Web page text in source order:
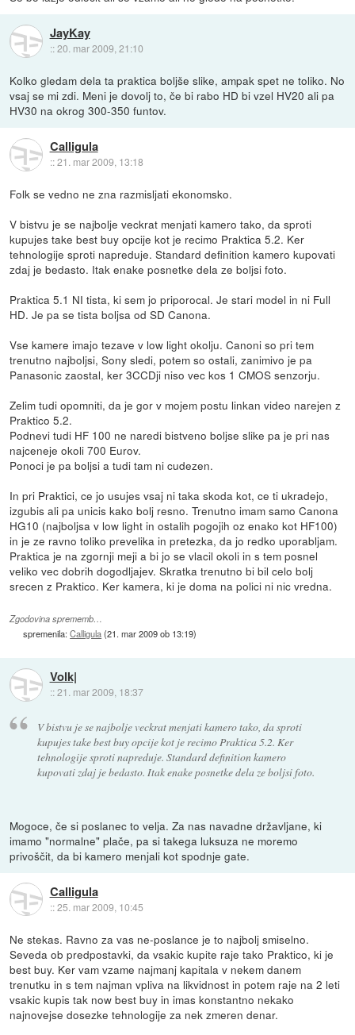
JayKay
::20. mar 2009, 21:10
Kolko gledam dela ta praktica boljše slike, ampak spet ne toliko. No
vsaj se mi zdi. Meni je dovolj to, če bi rabo HD bi vzel HV20 ali pa
HV30 na okrog 300-350 funtov.
Calligula
::21. mar 2009, 13:18
Folk se vedno ne zna razmisljati ekonomsko.
V bistvu je se najbolje veckrat menjati kamero tako, da sproti
kupujes take best buy opcije kot je recimo Praktica 5.2. Ker
tehnologije sproti napreduje. Standard definition kamero kupovati
zdaj je bedasto. Itak enake posnetke dela ze boljsi foto.
Praktica 5.1 NI tista, ki sem jo priporocal. Je stari model in ni Full
HD. Je pa se tista boljsa od SD Canona.
Vse kamere imajo tezave v low light okolju. Canoni so pri tem
trenutno najboljsi, Sony sledi, potem so ostali, zanimivo je pa
Panasonic zaostal, ker 3CCDji niso vec kos 1 CMOS senzorju.
Zelim tudi opomniti, da je gor v mojem postu linkan video narejen z
Praktico 5.2.
Podnevi tudi HF 100 ne naredi bistveno boljse slike pa je pri nas
najceneje okoli 700 Eurov.
Ponoci je pa boljsi a tudi tam ni cudezen.
In pri Praktici, ce jo usujes vsaj ni taka skoda kot, ce ti ukradejo,
izgubis ali pa unicis kako bolj resno. Trenutno imam samo Canona
HG10 (najboljsa v low light in ostalih pogojih oz enako kot HF100)
in je ze ravno toliko prevelika in pretezka, da jo redko uporabljam.
Praktica je na zgornji meji a bi jo se vlacil okoli in s tem posnel
veliko vec dobrih dogodljajev. Skratka trenutno bi bil celo bolj
srecen z Praktico. Ker kamera, ki je doma na polici ni nic vredna.
Zgodovina sprememb…
spremenila:Calligula(21. mar 2009 ob 13:19)
Volk|
::21. mar 2009, 18:37
V bistvu je se najbolje veckrat menjati kamero tako, da sproti
kupujes take best buy opcije kot je recimo Praktica 5.2. Ker
tehnologije sproti napreduje. Standard definition kamero
kupovati zdaj je bedasto. Itak enake posnetke dela ze boljsi foto.
Mogoce, če si poslanec to velja. Za nas navadne državljane, ki
imamo "normalne" plače, pa si takega luksuza ne moremo
privoščit, da bi kamero menjali kot spodnje gate.
Calligula
::25. mar 2009, 10:45
Ne stekas. Ravno za vas ne-poslance je to najbolj smiselno.
Seveda ob predpostavki, da vsakic kupite raje tako Praktico, ki je
best buy. Ker vam vzame najmanj kapitala v nekem danem
trenutku in s tem najman vpliva na likvidnost in potem raje na 2 leti
vsakic kupis tak now best buy in imas konstantno nekako
najnovejse dosezke tehnologije za nek zmeren denar.